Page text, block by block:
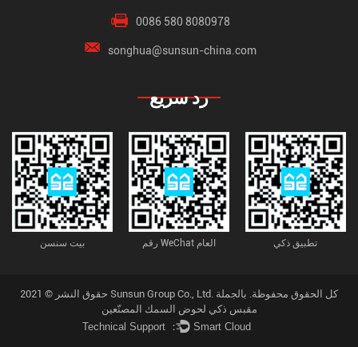
0086 580 8080978
songhua@sunsun-china.com
رد سريع
بيت سنسن رقم WeChat العام تطبيق ذكي
حقوق النشر © 2021 Sunsun Group Co., Ltd. كل الحقوق محفوظة. بالجملة
مقبس ذكي لحوض السمك المصنّعين
Technical Support ： Smart Cloud